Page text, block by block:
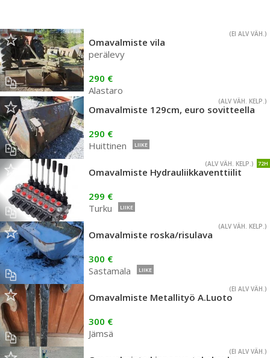
(EI ALV VÄH.)
Omavalmiste vila
perälevy
290 €
Alastaro
(ALV VÄH. KELP.)
Omavalmiste 129cm, euro sovitteella
290 €
Huittinen
LIIKE
72H
(ALV VÄH. KELP.)
Omavalmiste Hydrauliikkaventtiilit
299 €
Turku
LIIKE
(ALV VÄH. KELP.)
Omavalmiste roska/risulava
300 €
Sastamala
LIIKE
(EI ALV VÄH.)
Omavalmiste Metallityö A.Luoto
300 €
Jämsä
(EI ALV VÄH.)